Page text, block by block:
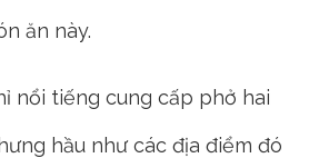
ăn này.
nổi tiếng cung cấp phở hai
hầu như các địa điểm đó